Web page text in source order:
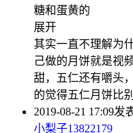
糖和蛋黄的
展开
其实一直不理解为
己做的月饼就是视
甜，五仁还有嚼头
的觉得五仁月饼比
2019-08-21 17:09发
小梨子13822179